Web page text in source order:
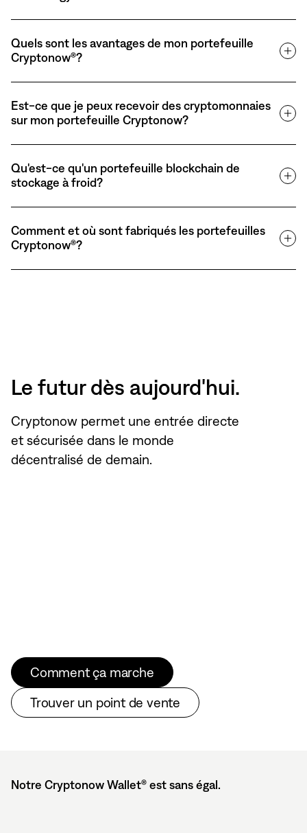
Quels sont les avantages de mon portefeuille
Cryptonow®?
Est-ce que je peux recevoir des cryptomonnaies
sur mon portefeuille Cryptonow?
Qu'est-ce qu'un portefeuille blockchain de
stockage à froid?
Comment et où sont fabriqués les portefeuilles
Cryptonow®?
Le futur dès aujourd'hui.
Cryptonow permet une entrée directe
et sécurisée dans le monde
décentralisé de demain.
Comment ça marche
Trouver un point de vente
Notre Cryptonow Wallet® est sans égal.